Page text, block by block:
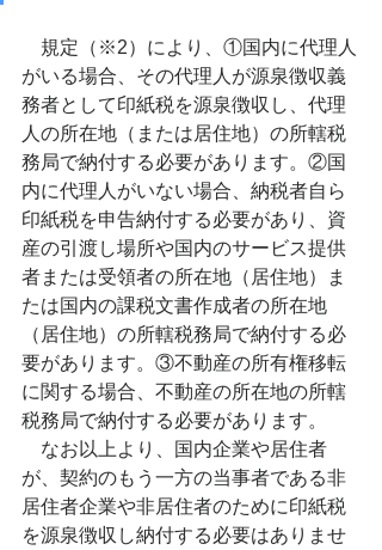
規定（※2）により、①国内に代理人
がいる場合、その代理人が源泉徴収義
務者として印紙税を源泉徴収し、代理
人の所在地（または居住地）の所轄税
務局で納付する必要があります。②国
内に代理人がいない場合、納税者自ら
印紙税を申告納付する必要があり、資
産の引渡し場所や国内のサービス提供
者または受領者の所在地（居住地）ま
たは国内の課税文書作成者の所在地
（居住地）の所轄税務局で納付する必
要があります。③不動産の所有権移転
に関する場合、不動産の所在地の所轄
税務局で納付する必要があります。
なお以上より、国内企業や居住者
が、契約のもう一方の当事者である非
居住者企業や非居住者のために印紙税
を源泉徴収し納付する必要はありませ